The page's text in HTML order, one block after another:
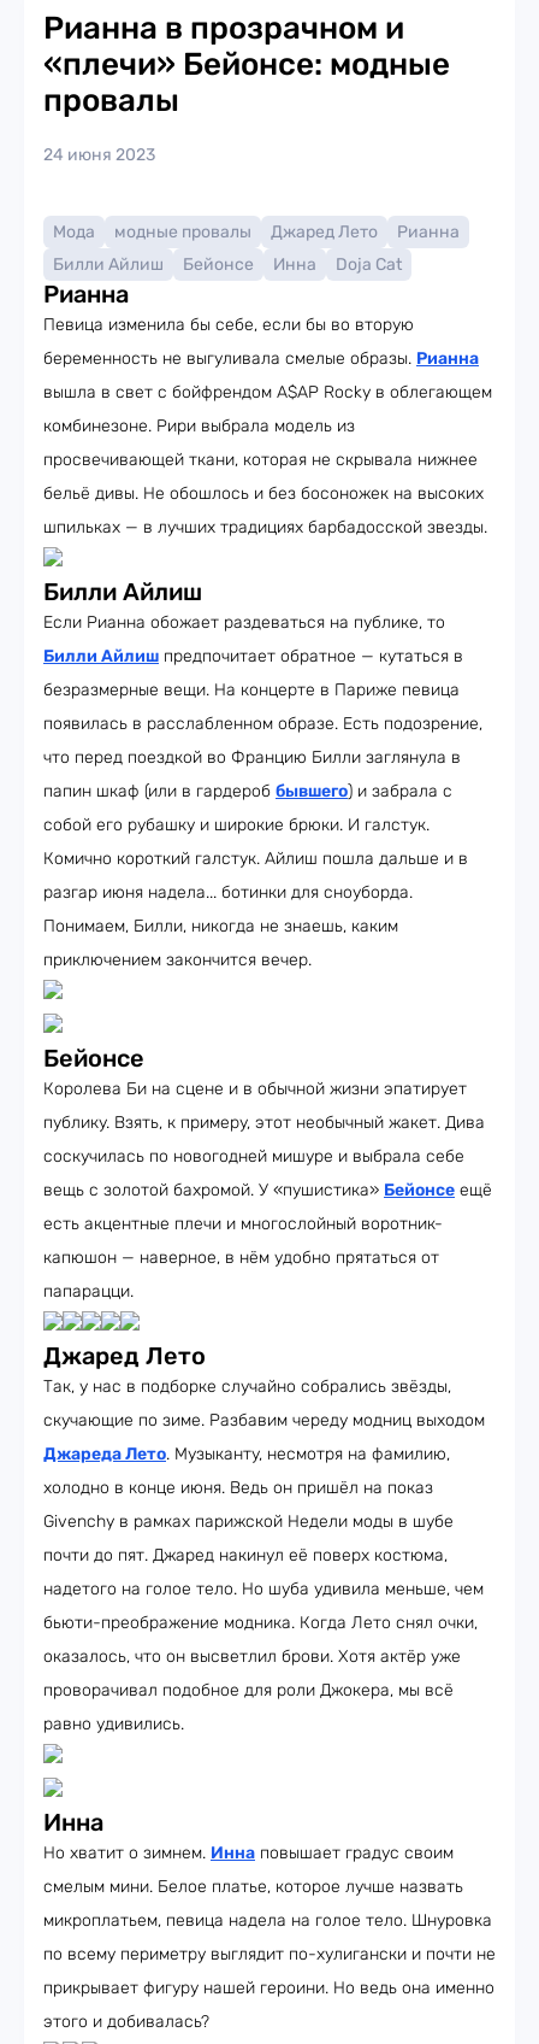
Рианна в прозрачном и
«плечи» Бейонсе: модные
провалы
24 июня 2023
Мода модные провалы Джаред Лето
Рианна
Билли Айлиш
Бейонсе Инна Doja Cat
Рианна
Певица изменила бы себе, если бы во вторую
беременность не выгуливала смелые образы. Рианна
вышла в свет с бойфрендом A$AP Rocky в облегающем
комбинезоне. Рири выбрала модель из
просвечивающей ткани, которая не скрывала нижнее
бельё дивы. Не обошлось и без босоножек на высоких
шпильках — в лучших традициях барбадосской звезды.
Билли Айлиш
Если Рианна обожает раздеваться на публике, то
Билли Айлиш предпочитает обратное — кутаться в
безразмерные вещи. На концерте в Париже певица
появилась в расслабленном образе. Есть подозрение,
что перед поездкой во Францию Билли заглянула в
папин шкаф (или в гардероб бывшего) и забрала с
собой его рубашку и широкие брюки. И галстук.
Комично короткий галстук. Айлиш пошла дальше и в
разгар июня надела... ботинки для сноуборда.
Понимаем, Билли, никогда не знаешь, каким
приключением закончится вечер.
Бейонсе
Королева Би на сцене и в обычной жизни эпатирует
публику. Взять, к примеру, этот необычный жакет. Дива
соскучилась по новогодней мишуре и выбрала себе
вещь с золотой бахромой. У «пушистика» Бейонсе ещё
есть акцентные плечи и многослойный воротник-
капюшон — наверное, в нём удобно прятаться от
папарацци.
Джаред Лето
Так, у нас в подборке случайно собрались звёзды,
скучающие по зиме. Разбавим череду модниц выходом
Джареда Лето. Музыканту, несмотря на фамилию,
холодно в конце июня. Ведь он пришёл на показ
Givenchy в рамках парижской Недели моды в шубе
почти до пят. Джаред накинул её поверх костюма,
надетого на голое тело. Но шуба удивила меньше, чем
бьюти-преображение модника. Когда Лето снял очки,
оказалось, что он высветлил брови. Хотя актёр уже
проворачивал подобное для роли Джокера, мы всё
равно удивились.
Инна
Но хватит о зимнем. Инна повышает градус своим
смелым мини. Белое платье, которое лучше назвать
микроплатьем, певица надела на голое тело. Шнуровка
по всему периметру выглядит по-хулигански и почти не
прикрывает фигуру нашей героини. Но ведь она именно
этого и добивалась?